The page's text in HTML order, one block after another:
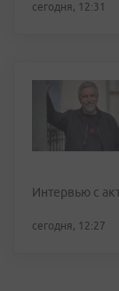
сегодня, 12:31
Интервью с
сегодня, 12:27